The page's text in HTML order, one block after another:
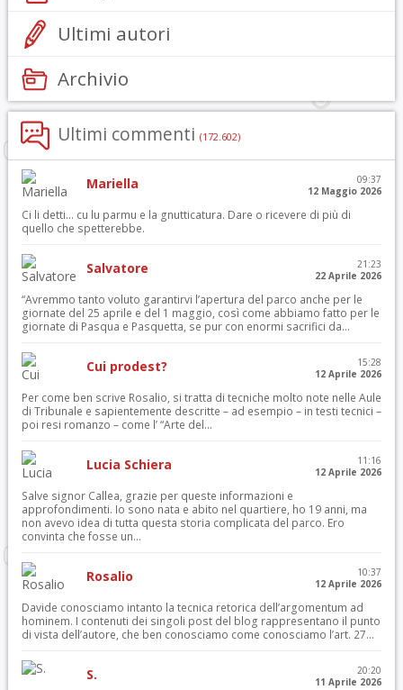
Ultimi autori
Archivio
Ultimi commenti (172.602)
Mariella
09:37
12 Maggio 2026
Ci li detti… cu lu parmu e la gnutticatura. Dare o ricevere di più di
quello che spetterebbe.
Salvatore
21:23
22 Aprile 2026
“Avremmo tanto voluto garantirvi l’apertura del parco anche per le
giornate del 25 aprile e del 1 maggio, così come abbiamo fatto per le
giornate di Pasqua e Pasquetta, se pur con enormi sacrifici da...
Cui prodest?
15:28
12 Aprile 2026
Per come ben scrive Rosalio, si tratta di tecniche molto note nelle Aule
di Tribunale e sapientemente descritte – ad esempio – in testi tecnici –
poi resi romanzo – come l’ “Arte del...
Lucia Schiera
11:16
12 Aprile 2026
Salve signor Callea, grazie per queste informazioni e
approfondimenti. Io sono nata e abito nel quartiere, ho 19 anni, ma
non avevo idea di tutta questa storia complicata del parco. Ero
convinta che fosse un...
Rosalio
10:37
12 Aprile 2026
Davide conosciamo intanto la tecnica retorica dell’argomentum ad
hominem. I contenuti dei singoli post del blog rappresentano il punto
di vista dell’autore, che ben conosciamo come conosciamo l’art. 27...
S.
20:20
11 Aprile 2026